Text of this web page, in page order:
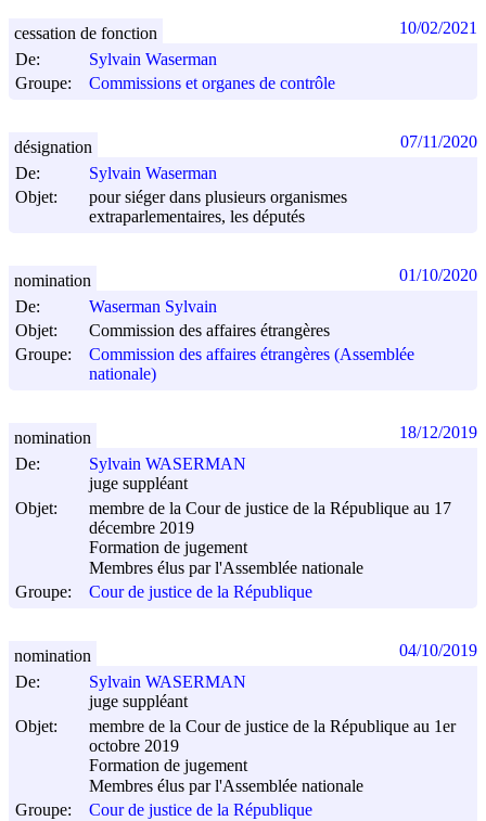
De:
Sylvain Waserman
Groupe:
Commissions et organes de contrôle
cessation de fonction 10/02/2021
De:
Sylvain Waserman
Objet:
pour siéger dans plusieurs organismes
extraparlementaires, les députés
désignation 07/11/2020
De:
Waserman Sylvain
Objet:
Commission des affaires étrangères
Groupe:
Commission des affaires étrangères (Assemblée
nationale)
nomination 01/10/2020
De:
Sylvain WASERMAN
juge suppléant
Objet:
membre de la Cour de justice de la République au 17
décembre 2019
Formation de jugement
Membres élus par l'Assemblée nationale
Groupe:
Cour de justice de la République
nomination 18/12/2019
De:
Sylvain WASERMAN
juge suppléant
Objet:
membre de la Cour de justice de la République au 1er
octobre 2019
Formation de jugement
Membres élus par l'Assemblée nationale
Groupe:
Cour de justice de la République
nomination 04/10/2019